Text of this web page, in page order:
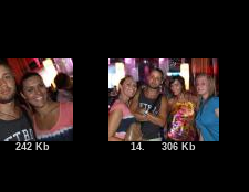
242 Kb 14. 306 Kb